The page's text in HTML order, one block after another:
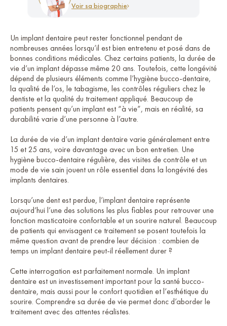
Voir sa biographie
Un implant dentaire peut rester fonctionnel pendant de
nombreuses années lorsqu’il est bien entretenu et posé dans de
bonnes conditions médicales. Chez certains patients, la durée de
vie d’un implant dépasse même 20 ans. Toutefois, cette longévité
dépend de plusieurs éléments comme l’hygiène bucco-dentaire,
la qualité de l’os, le tabagisme, les contrôles réguliers chez le
dentiste et la qualité du traitement appliqué. Beaucoup de
patients pensent qu’un implant est “à vie”, mais en réalité, sa
durabilité varie d’une personne à l’autre.
La durée de vie d’un implant dentaire varie généralement entre
15 et 25 ans, voire davantage avec un bon entretien. Une
hygiène bucco-dentaire régulière, des visites de contrôle et un
mode de vie sain jouent un rôle essentiel dans la longévité des
implants dentaires.
Lorsqu’une dent est perdue, l’implant dentaire représente
aujourd’hui l’une des solutions les plus fiables pour retrouver une
fonction masticatoire confortable et un sourire naturel. Beaucoup
de patients qui envisagent ce traitement se posent toutefois la
même question avant de prendre leur décision : combien de
temps un implant dentaire peut-il réellement durer ?
Cette interrogation est parfaitement normale. Un implant
dentaire est un investissement important pour la santé bucco-
dentaire, mais aussi pour le confort quotidien et l’esthétique du
sourire. Comprendre sa durée de vie permet donc d’aborder le
traitement avec des attentes réalistes.